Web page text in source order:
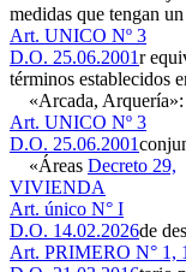
medidas que tengan
Art. UNICO Nº 3
D.O. 25.06.2001r
términos establecidos
«Arcada, Arquería»:
Art. UNICO Nº 3
D.O. 25.06.2001
«Áreas Decreto 29,
VIVIENDA
Art. único N° I
D.O. 14.02.2026de
Art. PRIMERO N° 1,